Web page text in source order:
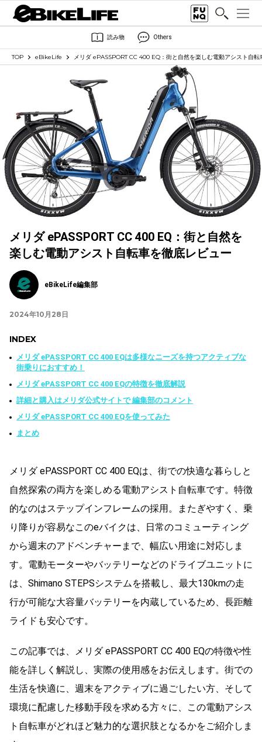
読み物 Others
TOP eBikeLife メリダ ePASSPORT CC 400 EQ：街と自然を楽しむ電動アシスト自転
メリダ ePASSPORT CC 400 EQ：街と自然を
楽しむ電動アシスト自転車を徹底レビュー
eBikeLife編集部
2024年10月28日
INDEX
メリダ ePASSPORT CC 400 EQは多様なニーズを持つアクティブな
街乗りにおすすめ！
メリダ ePASSPORT CC 400 EQの特徴を徹底解説
詳細と購入はメリダ公式サイトで 編集部のコメント
メリダ ePASSPORT CC 400 EQを使ってみた
まとめ
メリダ ePASSPORT CC 400 EQは、街での快適な暮らしと
自然探索の両方を楽しめる電動アシスト自転車です。特徴
的なのはステップインフレームの採用。またぎやすく、乗
り降りが容易なこのeバイクは、日常のコミューティング
から週末のアドベンチャーまで、幅広い用途に対応しま
す。電動モーターやバッテリーなどのドライブユニットに
は、Shimano STEPSシステムを搭載し、最大130kmの走
行が可能な大容量バッテリーを内蔵しているため、長距離
ライドも安心です。
この記事では、メリダ ePASSPORT CC 400 EQの特徴や性
能を詳しく解説し、実際の使用感をお伝えします。街での
生活を快適に、週末をアクティブに過ごしたい方、そして
環境に配慮した移動手段を求める方々に、この電動アシス
ト自転車がどれほど魅力的な選択肢となるかをご紹介しま